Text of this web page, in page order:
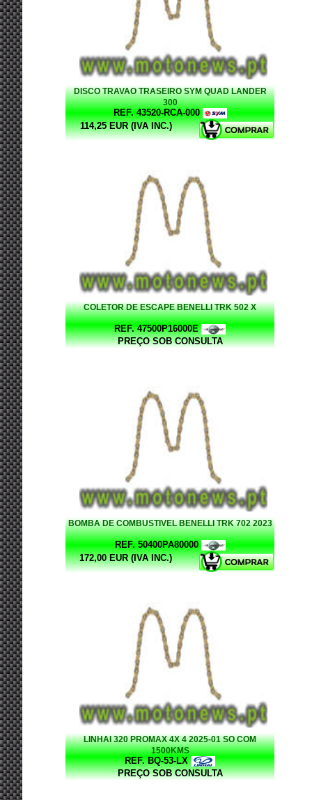
DISCO TRAVAO TRASEIRO SYM QUAD LANDER
300
REF. 43520-RCA-000
114,25 EUR (IVA INC.)
COLETOR DE ESCAPE BENELLI TRK 502 X
REF. 47500P16000E
PREÇO SOB CONSULTA
BOMBA DE COMBUSTIVEL BENELLI TRK 702 2023
REF. 50400PA80000
172,00 EUR (IVA INC.)
LINHAI 320 PROMAX 4X 4 2025-01 SO COM
1500KMS
REF. BQ-53-LX
PREÇO SOB CONSULTA